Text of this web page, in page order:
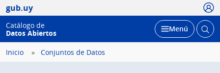
gub.uy
Catálogo de
Datos Abiertos
Desplegar
Menú Abrir
Inicio Conjuntos de Datos